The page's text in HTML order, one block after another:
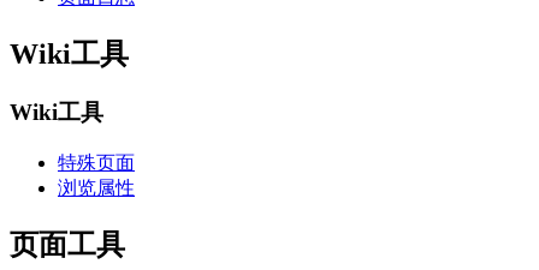
Wiki工具
Wiki工具
特殊页面
浏览属性
页面工具